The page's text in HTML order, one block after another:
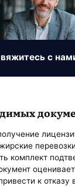
с
комплект
к отказу